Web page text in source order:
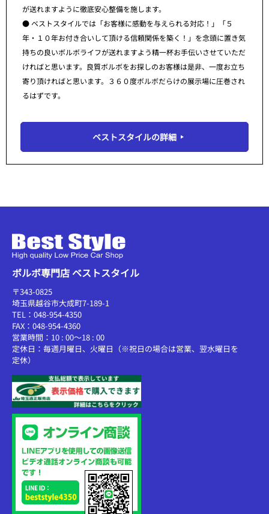
が送れますように徹底安心整備を施します。
● ベストスタイルでは「お客様に感動を与えられる対応！」「５
年・１０年お付き合いして頂ける信頼関係を築く！」を念頭に置き気
持ちの良いボルボライフが送れますよう精一杯お手伝いさせていただ
ければと思います。良質ボルボをお探しのお客様は是非、一度お立ち
寄り頂ければと思います。３６０度ボルボだらけの展示場に圧巻され
るはずです。
ベストスタイルの詳細
ボルボ専門店 ベストスタイル
〒343-0825
埼玉県越谷市大成町7-189-1
TEL：048-954-4350
FAX：048-954-4360
営業時間：10 : 00～18 : 00
定休日：毎週月曜日、火曜日（※祝日の場合は営業、翌水曜日を
定休）